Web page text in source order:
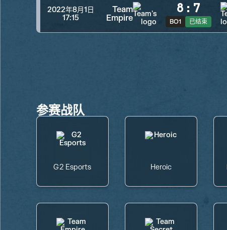
2022年8月1日
17:15
Team
Empire
8 : 7
BO1 已结束
参赛战队
G2 Esports Heroic